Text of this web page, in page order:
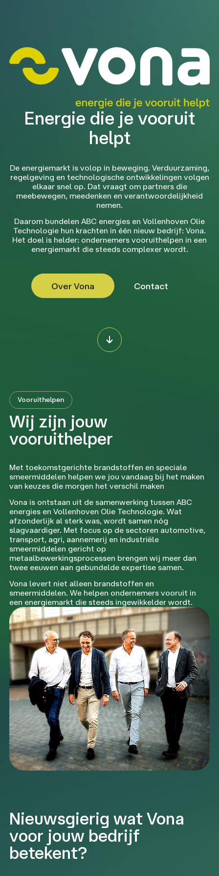
Energie die je vooruit
helpt
De energiemarkt is volop in beweging. Verduurzaming,
regelgeving en technologische ontwikkelingen volgen
elkaar snel op. Dat vraagt om partners die
meebewegen, meedenken en verantwoordelijkheid
nemen.
Daarom bundelen ABC energies en Vollenhoven Olie
Technologie hun krachten in één nieuw bedrijf: Vona.
Het doel is helder: ondernemers vooruithelpen in een
energiemarkt die steeds complexer wordt.
Over Vona Contact
Vooruithelpen
Wij zijn jouw
vooruithelper
Met toekomstgerichte brandstoffen en speciale
smeermiddelen helpen we jou vandaag bij het maken
van keuzes die morgen het verschil maken
Vona is ontstaan uit de samenwerking tussen ABC
energies en Vollenhoven Olie Technologie. Wat
afzonderlijk al sterk was, wordt samen nóg
slagvaardiger. Met focus op de sectoren automotive,
transport, agri, aannemerij en industriële
smeermiddelen gericht op
metaalbewerkingsprocessen brengen wij meer dan
twee eeuwen aan gebundelde expertise samen.
Vona levert niet alleen brandstoffen en
smeermiddelen. We helpen ondernemers vooruit in
een energiemarkt die steeds ingewikkelder wordt.
Nieuwsgierig wat Vona
voor jouw bedrijf
betekent?